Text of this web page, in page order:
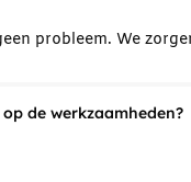
probleem. We
de werkzaamheden?